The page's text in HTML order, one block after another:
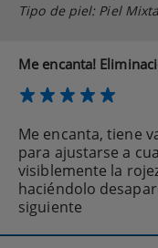
Tipo de piel: Piel Mixta
Me encanta!
Me encanta, tiene
para ajustarse a
visiblemente la
haciéndolo
siguiente